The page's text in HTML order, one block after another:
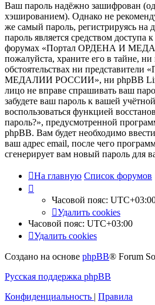
Ваш пароль надёжно зашифрован
хэшированием). Однако не
же самый пароль, регистрируясь на
пароль является средством доступа
форумах «Портал ОРДЕНА И
пожалуйста, храните его в тайне,
обстоятельствах ни
МЕДАЛИИ РОССИИ», ни phpBB
лицо не вправе спрашивать ваш
забудете ваш пароль к вашей
воспользоваться функцией
пароль?», предусмотренной
phpBB. Вам будет необходимо
ваш адрес email, после чего
сгенерирует вам новый пароль для
На главную Список форумов
Часовой пояс:
Удалить cookies
Часовой пояс: UTC+03:00
Удалить cookies
Создано на основе phpBB® Forum
Русская поддержка phpBB
Конфиденциальность | Правила